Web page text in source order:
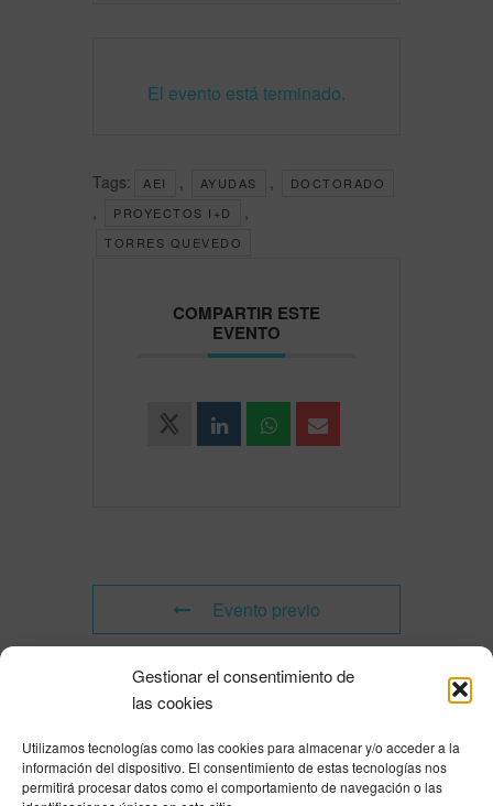
Gestionar el consentimiento de
las cookies
Utilizamos tecnologías como las cookies para almacenar y/o acceder a la
información del dispositivo. El consentimiento de estas tecnologías nos
permitirá procesar datos como el comportamiento de navegación o las
El evento está terminado.
Tags: AEI , AYUDAS , DOCTORADO
, PROYECTOS I+D ,
TORRES QUEVEDO
COMPARTIR ESTE
EVENTO
Evento previo
Evento siguiente
Powered byModern Events Calendar
Política de privacidad| Aviso Legal|Política de cookies|DNSH|Trabaja con
nosotros
HOME